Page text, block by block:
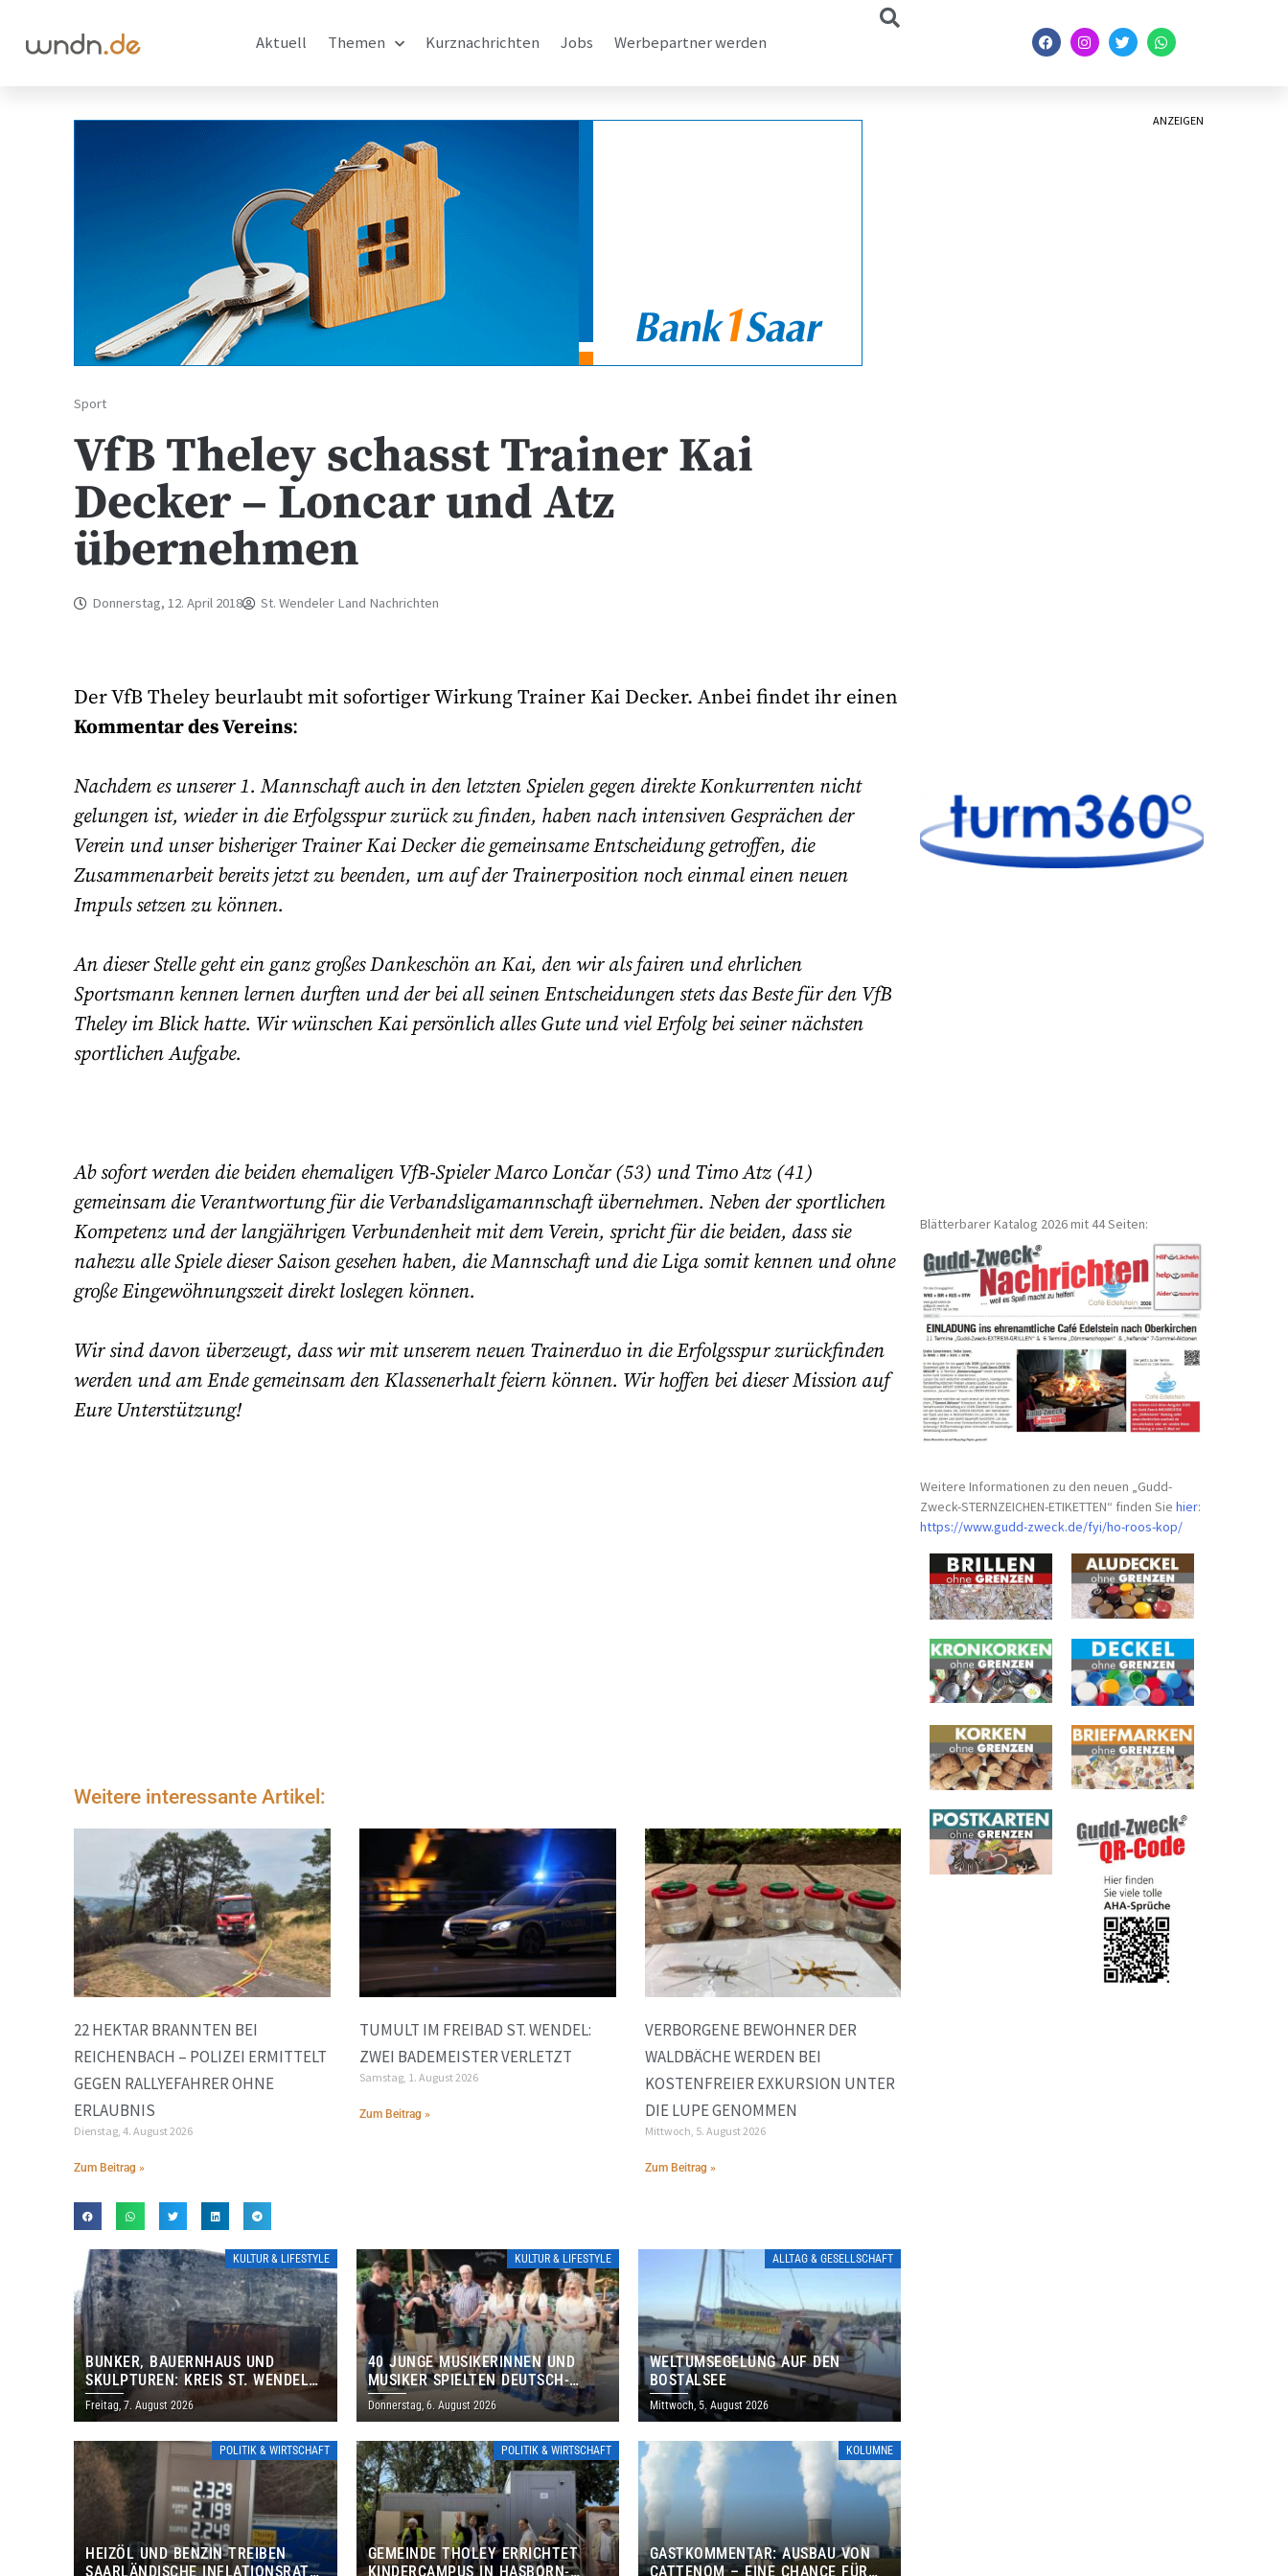
Aktuell Themen Kurznachrichten Jobs Werbepartner werden
Sport
VfB Theley schasst Trainer Kai
Decker – Loncar und Atz
übernehmen
Donnerstag, 12. April 2018 St. Wendeler Land Nachrichten
Der VfB Theley beurlaubt mit sofortiger Wirkung Trainer Kai Decker. Anbei findet ihr einen
Kommentar des Vereins:
Nachdem es unserer 1. Mannschaft auch in den letzten Spielen gegen direkte Konkurrenten nicht
gelungen ist, wieder in die Erfolgsspur zurück zu finden, haben nach intensiven Gesprächen der
Verein und unser bisheriger Trainer Kai Decker die gemeinsame Entscheidung getroffen, die
Zusammenarbeit bereits jetzt zu beenden, um auf der Trainerposition noch einmal einen neuen
Impuls setzen zu können.
An dieser Stelle geht ein ganz großes Dankeschön an Kai, den wir als fairen und ehrlichen
Sportsmann kennen lernen durften und der bei all seinen Entscheidungen stets das Beste für den VfB
Theley im Blick hatte. Wir wünschen Kai persönlich alles Gute und viel Erfolg bei seiner nächsten
sportlichen Aufgabe.
Ab sofort werden die beiden ehemaligen VfB-Spieler Marco Lončar (53) und Timo Atz (41)
gemeinsam die Verantwortung für die Verbandsligamannschaft übernehmen. Neben der sportlichen
Kompetenz und der langjährigen Verbundenheit mit dem Verein, spricht für die beiden, dass sie
nahezu alle Spiele dieser Saison gesehen haben, die Mannschaft und die Liga somit kennen und ohne
große Eingewöhnungszeit direkt loslegen können.
Wir sind davon überzeugt, dass wir mit unserem neuen Trainerduo in die Erfolgsspur zurückfinden
werden und am Ende gemeinsam den Klassenerhalt feiern können. Wir hoffen bei dieser Mission auf
Eure Unterstützung!
Weitere interessante Artikel:
22 HEKTAR BRANNTEN BEI
REICHENBACH – POLIZEI ERMITTELT
GEGEN RALLYEFAHRER OHNE
ERLAUBNIS
Dienstag, 4. August 2026
Zum Beitrag »
TUMULT IM FREIBAD ST. WENDEL:
ZWEI BADEMEISTER VERLETZT
Samstag, 1. August 2026
Zum Beitrag »
VERBORGENE BEWOHNER DER
WALDBÄCHE WERDEN BEI
KOSTENFREIER EXKURSION UNTER
DIE LUPE GENOMMEN
Mittwoch, 5. August 2026
Zum Beitrag »
KULTUR & LIFESTYLE
BUNKER, BAUERNHAUS UND
SKULPTUREN: KREIS ST. WENDEL
LÄDT ZUM TAG DES OFFENEN
DENKMALS EIN
Freitag, 7. August 2026
KULTUR & LIFESTYLE
40 JUNGE MUSIKERINNEN UND
MUSIKER SPIELTEN DEUTSCH-
BRASILIANISCHES PROGRAMM IN
THOLEY
Donnerstag, 6. August 2026
ALLTAG & GESELLSCHAFT
WELTUMSEGELUNG AUF DEN
BOSTALSEE
Mittwoch, 5. August 2026
POLITIK & WIRTSCHAFT
HEIZÖL UND BENZIN TREIBEN
SAARLÄNDISCHE INFLATIONSRATE
POLITIK & WIRTSCHAFT
GEMEINDE THOLEY ERRICHTET
KINDERCAMPUS IN HASBORN-
KOLUMNE
GASTKOMMENTAR: AUSBAU VON
CATTENOM – EINE CHANCE FÜR
ANZEIGEN
Blätterbarer Katalog 2026 mit 44 Seiten:
Weitere Informationen zu den neuen „Gudd-
Zweck-STERNZEICHEN-ETIKETTEN“ finden Siehier:
https://www.gudd-zweck.de/fyi/ho-roos-kop/